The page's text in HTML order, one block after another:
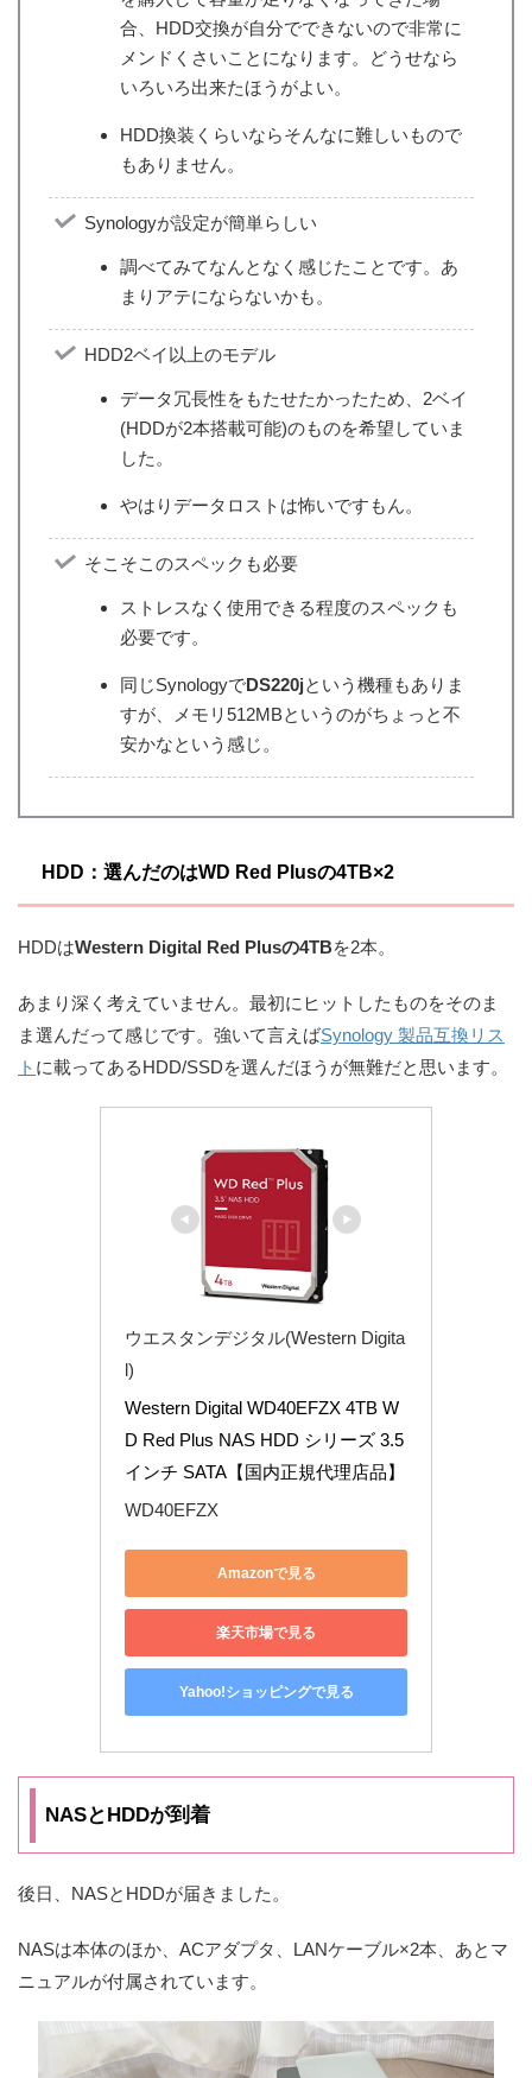
合、HDD交換が自分でできないので非常に
メンドくさいことになります。どうせなら
いろいろ出来たほうがよい。
HDD換装くらいならそんなに難しいもので
もありません。
Synologyが設定が簡単らしい
調べてみてなんとなく感じたことです。あ
まりアテにならないかも。
HDD2ベイ以上のモデル
データ冗長性をもたせたかったため、2ベイ
(HDDが2本搭載可能)のものを希望していま
した。
やはりデータロストは怖いですもん。
そこそこのスペックも必要
ストレスなく使用できる程度のスペックも
必要です。
同じSynologyでDS220jという機種もありま
すが、メモリ512MBというのがちょっと不
安かなという感じ。
HDD：選んだのはWD Red Plusの4TB×2
HDDはWestern Digital Red Plusの4TBを2本。
あまり深く考えていません。最初にヒットしたものをそのま
ま選んだって感じです。強いて言えばSynology 製品互換リス
ト に載ってあるHDD/SSDを選んだほうが無難だと思います。
ウエスタンデジタル(Western Digita
l)
Western Digital WD40EFZX 4TB W
D Red Plus NAS HDD シリーズ 3.5
インチ SATA【国内正規代理店品】
WD40EFZX
Amazonで見る
楽天市場で見る
Yahoo!ショッピングで見る
NASとHDDが到着
後日、NASとHDDが届きました。
NASは本体のほか、ACアダプタ、LANケーブル×2本、あとマ
ニュアルが付属されています。